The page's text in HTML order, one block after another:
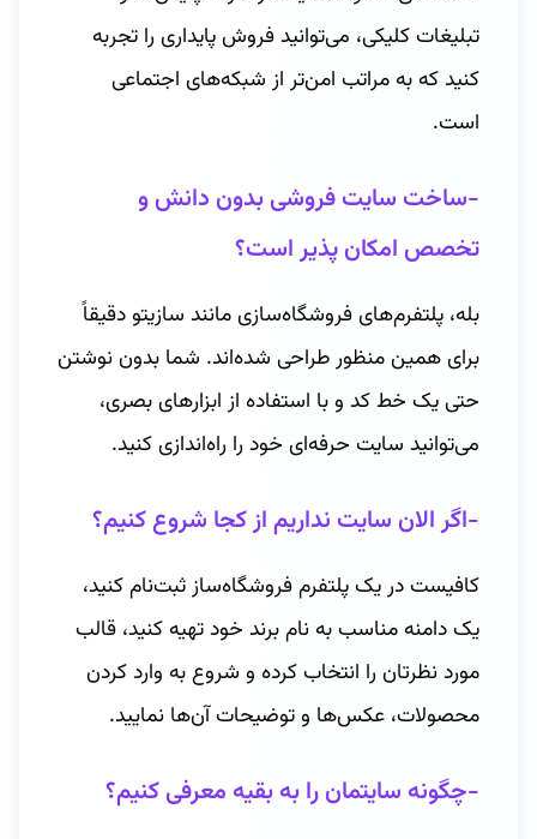
تبلیغات کلیکی، می‌توانید فروش پایداری را تجربه
کنید که به مراتب امن‌تر از شبکه‌های اجتماعی
است.
-ساخت سایت فروشی بدون دانش و
تخصص امکان پذیر است؟
بله، پلتفرم‌های فروشگاه‌سازی مانند سازیتو دقیقاً
برای همین منظور طراحی شده‌اند. شما بدون نوشتن
حتی یک خط کد و با استفاده از ابزارهای بصری،
می‌توانید سایت حرفه‌ای خود را راه‌اندازی کنید.
-اگر الان سایت نداریم از کجا شروع کنیم؟
کافیست در یک پلتفرم فروشگاه‌ساز ثبت‌نام کنید،
یک دامنه مناسب به نام برند خود تهیه کنید، قالب
مورد نظرتان را انتخاب کرده و شروع به وارد کردن
محصولات، عکس‌ها و توضیحات آن‌ها نمایید.
-چگونه سایتمان را به بقیه معرفی کنیم؟